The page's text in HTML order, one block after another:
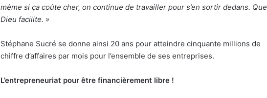
même si ça coûte cher, on continue de travailler pour s’en sortir dedans. Que
Dieu facilite. »
Stéphane Sucré se donne ainsi 20 ans pour atteindre cinquante millions de
chiffre d’affaires par mois pour l’ensemble de ses entreprises.
L’entrepreneuriat pour être financièrement libre !